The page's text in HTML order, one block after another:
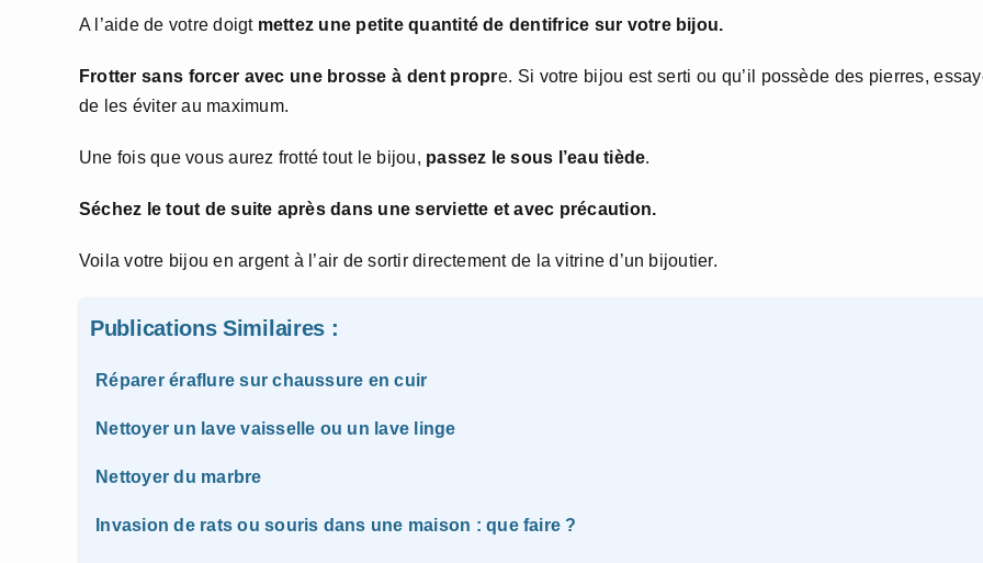
A l’aide de votre doigt mettez une petite quantité de dentifrice sur votre bijou.
Frotter sans forcer avec une brosse à dent propre. Si votre bijou est serti ou qu’il possède des pierres,
de les éviter au maximum.
Une fois que vous aurez frotté tout le bijou, passez le sous l’eau tiède.
Séchez le tout de suite après dans une serviette et avec précaution.
Voila votre bijou en argent à l’air de sortir directement de la vitrine d’un bijoutier.
Publications Similaires :
Réparer éraflure sur chaussure en cuir
Nettoyer un lave vaisselle ou un lave linge
Nettoyer du marbre
Invasion de rats ou souris dans une maison : que faire ?